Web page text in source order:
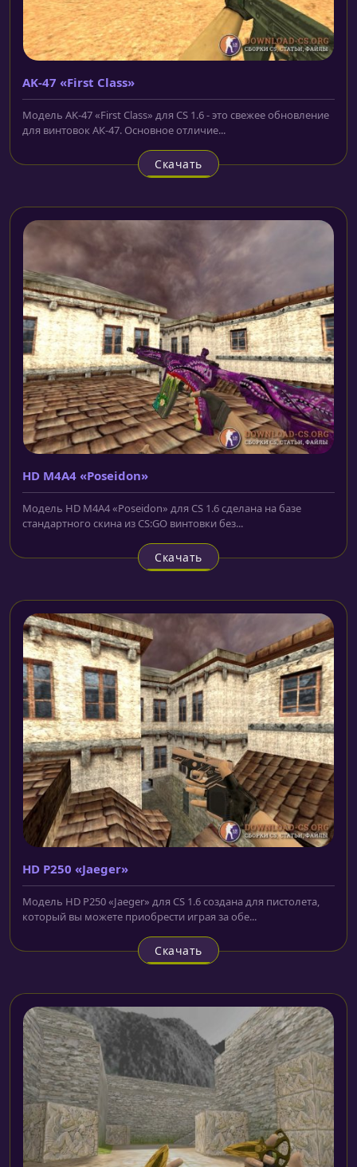
AK-47 «First Class»
Модель AK-47 «First Class» для CS 1.6 - это свежее обновление
для винтовок АК-47. Основное отличие...
Скачать
HD M4A4 «Poseidon»
Модель HD M4A4 «Poseidon» для CS 1.6 сделана на базе
стандартного скина из CS:GO винтовки без...
Скачать
HD P250 «Jaeger»
Модель HD P250 «Jaeger» для CS 1.6 создана для пистолета,
который вы можете приобрести играя за обе...
Скачать